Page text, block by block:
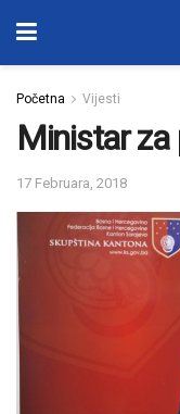
Početna Vijesti
Ministar za
17 Februara, 2018